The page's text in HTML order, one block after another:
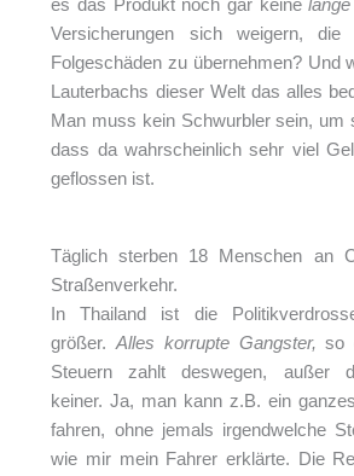
es das Produkt noch gar keine
Versicherungen sich weigern,
Folgeschäden zu übernehmen? Und
Lauterbachs dieser Welt das alles
Man muss kein Schwurbler sein, um
dass da wahrscheinlich sehr viel
geflossen ist.
Täglich sterben 18 Menschen an
Straßenverkehr.
In Thailand ist die
größer.Alles korrupte Gangster,so
Steuern zahlt deswegen, außer
keiner. Ja, man kann z.B. ein
fahren, ohne jemals irgendwelche
wie mir mein Fahrer erklärte. Die